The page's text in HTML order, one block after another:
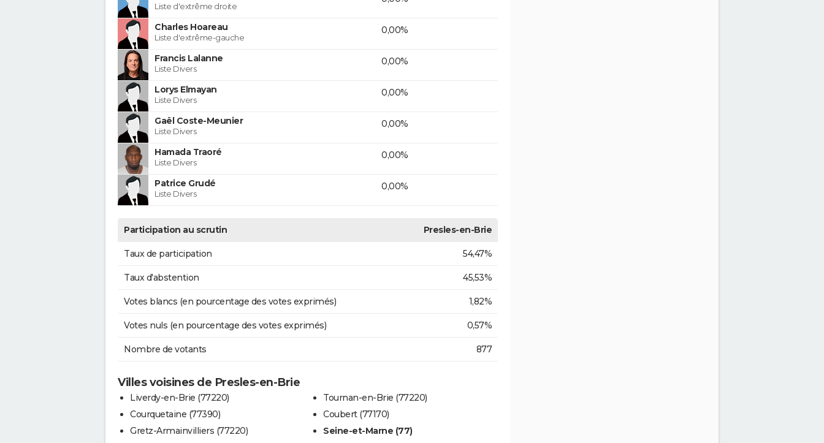
Liste d'extrême droite
Charles Hoareau
Liste d'extrême-gauche
0,00%
Francis Lalanne
Liste Divers
0,00%
Lorys Elmayan
Liste Divers
0,00%
Gaël Coste-Meunier
Liste Divers
0,00%
Hamada Traoré
Liste Divers
0,00%
Patrice Grudé
Liste Divers
0,00%
Participation au scrutin Presles-en-Brie
Taux de participation 54,47%
Taux d'abstention 45,53%
Votes blancs (en pourcentage des votes exprimés) 1,82%
Votes nuls (en pourcentage des votes exprimés) 0,57%
Nombre de votants 877
Villes voisines de Presles-en-Brie
Liverdy-en-Brie (77220)
Courquetaine (77390)
Gretz-Armainvilliers (77220)
Tournan-en-Brie (77220)
Coubert (77170)
Seine-et-Marne (77)